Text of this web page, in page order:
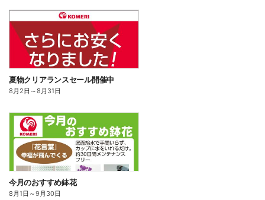
夏物クリアランスセール開催中
8月2日 ～8月31日
今月のおすすめ鉢花
8月1日 ～9月30日